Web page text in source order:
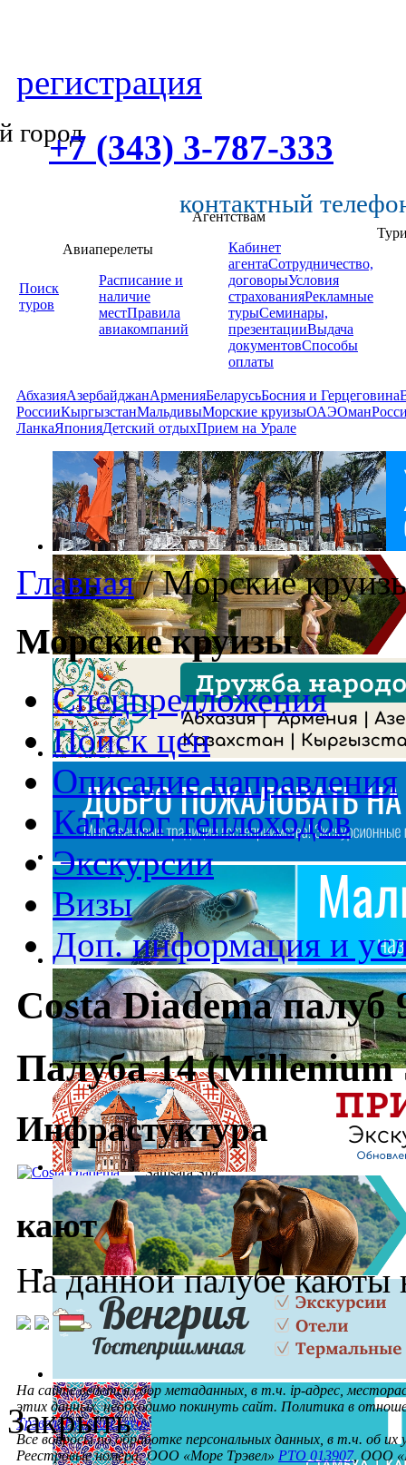
регистрация
город
+7 (343) 3-787-333
контактный
Поиск
туров
Авиаперелеты
Расписание и
наличие
местПравила
авиакомпаний
Агентствам
Кабинет
агентаСотрудничество,
договорыУсловия
страхованияРекламные
турыСеминары,
презентацииВыдача
документовСпособы
оплаты
АбхазияАзербайджанАрменияБеларусьБосния и Герцеговина
РоссииКыргызстанМальдивыМорские круизыОАЭОман
ЛанкаЯпонияДетский отдыхПрием на Урале
Главная /Морские
Морские круизы
Спецпредложения
Поиск цен
Описание направления
Каталог теплоходов
Экскурсии
Визы
Доп. информация и
Costa Diadema палуб
Палуба 14 (Millenium
Инфрастуктура
Samsara Spa
кают
На данной палубе каюты
На сайте ведется сбор метаданных, в т.ч. ip-адрес,
этих данных, необходимо покинуть сайт. Политика в
Трэвел. Русский клуб»
Все вопросы по обработке персональных данных, в т.ч. об их
Реестровые номера: ООО «Море Трэвел» РТО 013907, ООО
Закрыть